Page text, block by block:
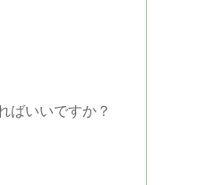
ばいいですか？